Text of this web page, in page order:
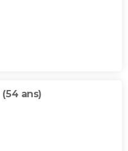
(54 ans)